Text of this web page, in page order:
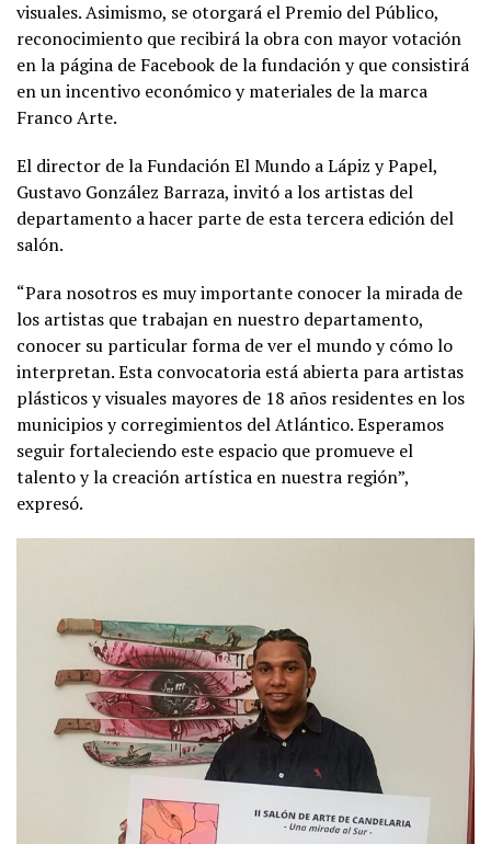
visuales. Asimismo, se otorgará el Premio del Público,
reconocimiento que recibirá la obra con mayor votación
en la página de Facebook de la fundación y que consistirá
en un incentivo económico y materiales de la marca
Franco Arte.
El director de la Fundación El Mundo a Lápiz y Papel,
Gustavo González Barraza, invitó a los artistas del
departamento a hacer parte de esta tercera edición del
salón.
“Para nosotros es muy importante conocer la mirada de
los artistas que trabajan en nuestro departamento,
conocer su particular forma de ver el mundo y cómo lo
interpretan. Esta convocatoria está abierta para artistas
plásticos y visuales mayores de 18 años residentes en los
municipios y corregimientos del Atlántico. Esperamos
seguir fortaleciendo este espacio que promueve el
talento y la creación artística en nuestra región”,
expresó.